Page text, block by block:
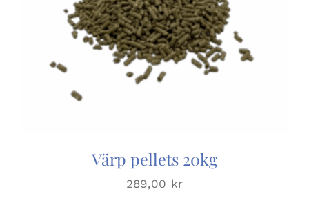
Värp pellets 20kg
289,00 kr